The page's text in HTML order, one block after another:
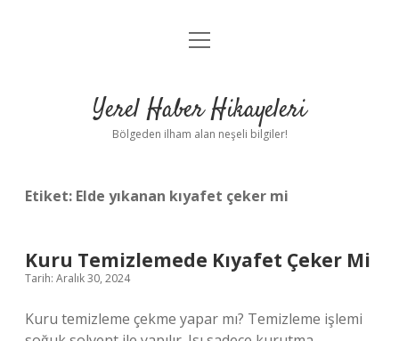
Anasayfa
Yasal Uyarı
menüyü
Yerel Haber Hikayeleri
Bölgeden ilham alan neşeli bilgiler!
Etiket: Elde yıkanan kıyafet çeker mi
Kuru Temizlemede Kıyafet Çeker Mi
Tarih: Aralık 30, 2024
Kuru temizleme çekme yapar mı? Temizleme işlemi